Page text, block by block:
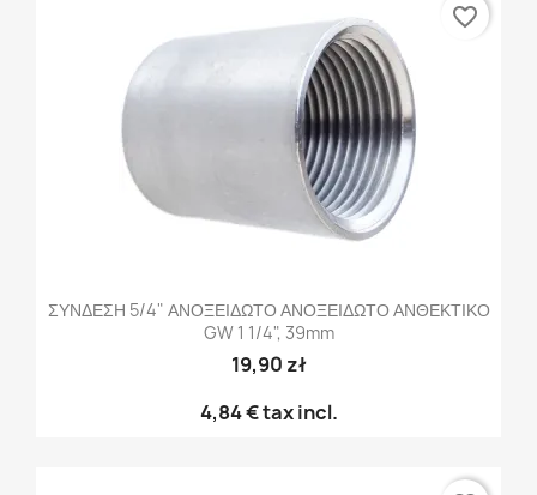
ΣΥΝΔΕΣΗ 5/4" ΑΝΟΞΕΙΔΩΤΟ ΑΝΟΞΕΙΔΩΤΟ ΑΝΘΕΚΤΙΚΟ
GW 1 1/4", 39mm
19,90 zł
4,84 €tax incl.
favorite_border